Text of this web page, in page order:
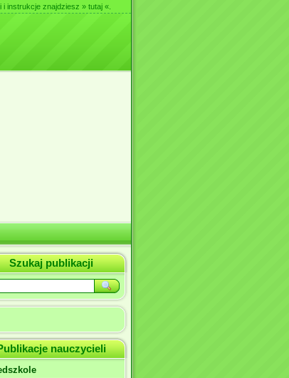
i instrukcje znajdziesz » tutaj «
Szukaj publikacji
nauczycieli